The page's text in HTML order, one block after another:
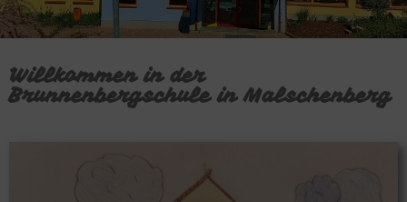
Willkommen in der
Brunnenbergschule in Malschenberg